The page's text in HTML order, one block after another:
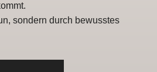
sondern durch bewusstes